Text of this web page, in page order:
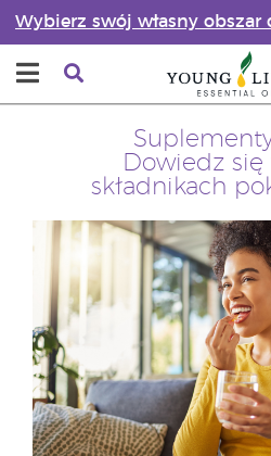
Wybierz swój własny
Dowiedz
składnikach